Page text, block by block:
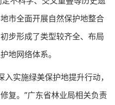
市全面开展自然保护地整合
步形成了类型较齐全、布局
地网络体系。
实施绿美保护地提升行动，
复。”广东省林业局相关负责